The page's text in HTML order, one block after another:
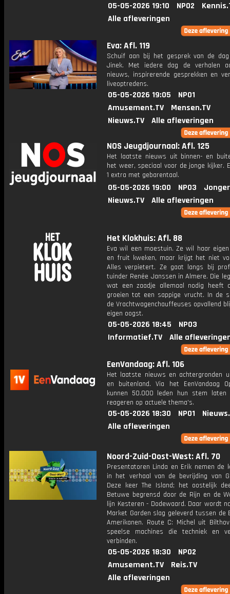
05-05-2026 19:10 NPO2
Alle afleveringen
Eva: Afl. 119
Schuif aan bij het gesprek van de
Jinek. Met iedere dag de verhalen
nieuws, inspirerende gesprekken en
liveoptredens.
05-05-2026 19:05
NPO1
Amusement.TV
Mensen.TV
Nieuws.TV
Alle afleveringen
NOS Jeugdjournaal: Afl. 125
Het laatste nieuws uit binnen- en
het weer, speciaal voor de jonge kijker.
1 extra met gebarentaal.
05-05-2026 19:00 NPO3
Nieuws.TV
Alle afleveringen
Het Klokhuis: Afl. 88
Eva wil een moestuin. Ze wil haar
en fruit kweken, maar krijgt het niet
Alles verpietert. Ze gaat langs bij
tuinder Renée Janssen in Almere. Die
wat een zaadje allemaal nodig heeft
groeien tot een sappige vrucht. In de
de Vrachtwagenchauffeuses opvallend
eigen oogst.
05-05-2026 18:45
NPO3
Informatief.TV
Alle
EenVandaag: Afl. 106
Het laatste nieuws en achtergronden
en buitenland. Via het EenVandaag
kunnen 50.000 leden hun stem laten
reageren op actuele thema's.
05-05-2026 18:30 NPO1
Alle afleveringen
Noord-Zuid-Oost-West: Afl. 70
Presentatoren Linda en Erik nemen de
in het verhaal van de bevrijding van
Deze keer The Island; het oostelijk
Betuwe begrensd door de Rijn en de
lijn Kesteren - Dodewaard. Daar wordt
Market Garden slag geleverd tussen de
Amerikanen. Route C: Michel uit
speelse machines die techniek en
verbinden.
05-05-2026 18:30
NPO2
Amusement.TV
Reis.TV
Alle afleveringen